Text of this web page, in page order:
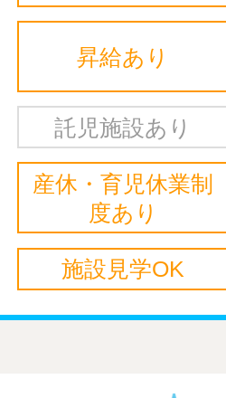
昇給あり
託児施設あり
産休・育児休業制
度あり
施設見学OK